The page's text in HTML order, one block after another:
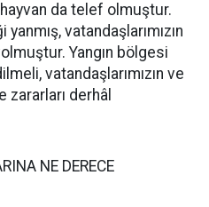
da telef olmuştur.
vatandaşlarımızın
Yangın bölgesi
vatandaşlarımızın ve
zararları derhâl
NE DERECE